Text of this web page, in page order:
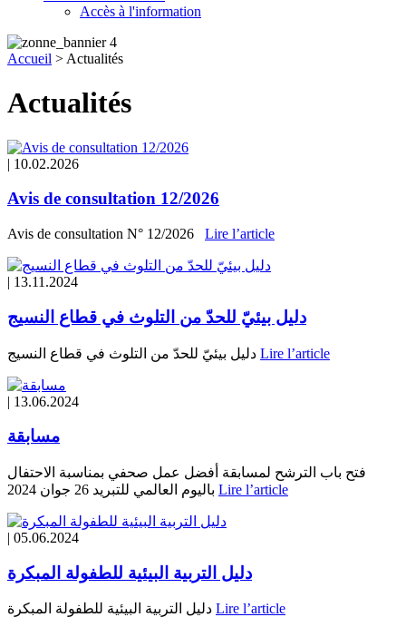
Accès à l'information
Accueil > Actualités
Actualités
| 10.02.2026
Avis de consultation 12/2026
Avis de consultation N° 12/2026 Lire l’article
| 13.11.2024
دليل بيئيّ للحدّ من التلوث في قطاع النسيج
Lire l’article
| 13.06.2024
مسابقة
فتح باب الترشح لمسابقة أفضل عمل صحفي بمناسبة الاحتفال
Lire l’article
| 05.06.2024
دليل التربية البيئية للطفولة المبكرة
Lire l’article